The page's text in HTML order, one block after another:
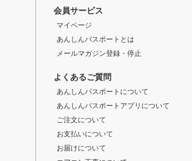
会員サービス
マイページ
あんしんパスポートとは
メールマガジン登録・停止
よくあるご質問
あんしんパスポートについて
あんしんパスポートアプリについて
ご注文について
お支払いについて
お届けについて